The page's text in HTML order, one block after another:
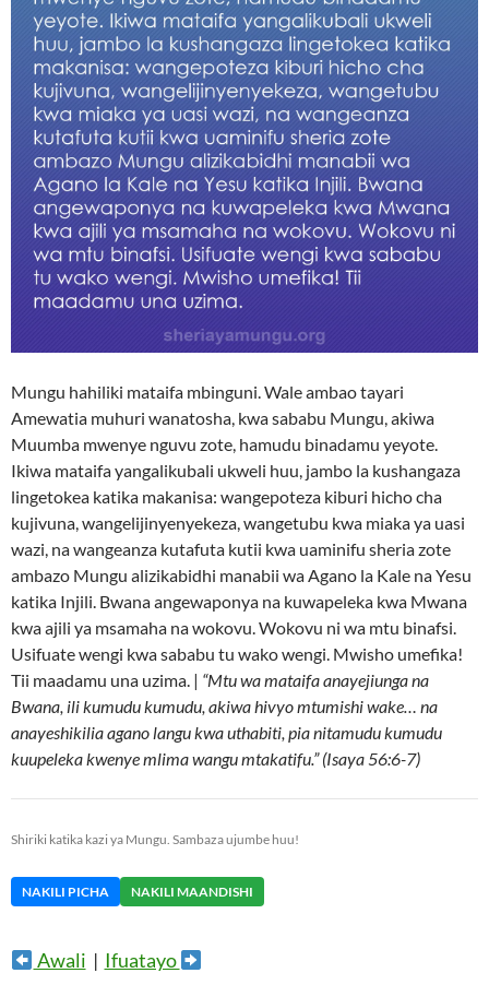
Mungu hahiliki mataifa mbinguni. Wale ambao tayari
Amewatia muhuri wanatosha, kwa sababu Mungu, akiwa
Muumba mwenye nguvu zote, hamudu binadamu yeyote.
Ikiwa mataifa yangalikubali ukweli huu, jambo la kushangaza
lingetokea katika makanisa: wangepoteza kiburi hicho cha
kujivuna, wangelijinyenyekeza, wangetubu kwa miaka ya uasi
wazi, na wangeanza kutafuta kutii kwa uaminifu sheria zote
ambazo Mungu alizikabidhi manabii wa Agano la Kale na Yesu
katika Injili. Bwana angewaponya na kuwapeleka kwa Mwana
kwa ajili ya msamaha na wokovu. Wokovu ni wa mtu binafsi.
Usifuate wengi kwa sababu tu wako wengi. Mwisho umefika!
Tii maadamu una uzima. | “Mtu wa mataifa anayejiunga na
Bwana, ili kumudu kumudu, akiwa hivyo mtumishi wake… na
anayeshikilia agano langu kwa uthabiti, pia nitamudu kumudu
kuupeleka kwenye mlima wangu mtakatifu.” (Isaya 56:6-7)
Shiriki katika kazi ya Mungu. Sambaza ujumbe huu!
NAKILI PICHA NAKILI MAANDISHI
Awali | Ifuatayo